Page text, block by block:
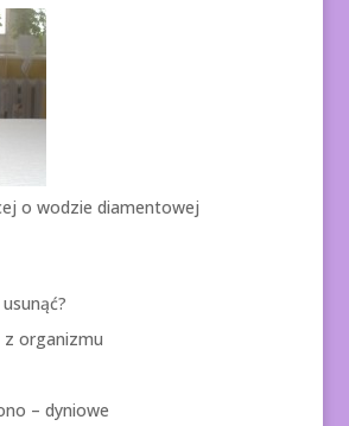
o wodzie diamentowej
z organizmu
– dyniowe